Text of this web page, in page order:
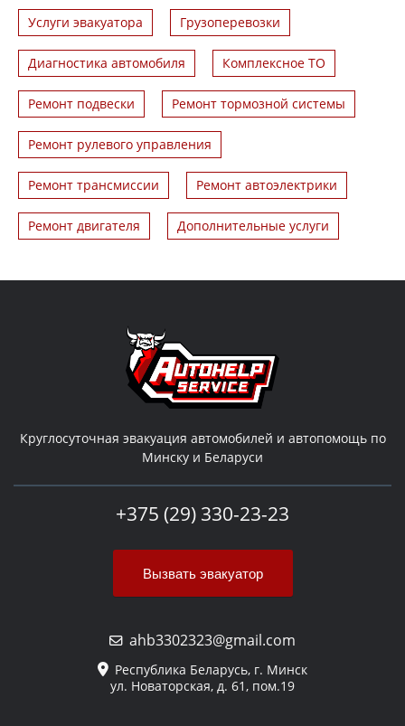
Услуги эвакуатора Грузоперевозки
Диагностика автомобиля Комплексное ТО
Ремонт подвески Ремонт тормозной системы
Ремонт рулевого управления
Ремонт трансмиссии Ремонт автоэлектрики
Ремонт двигателя Дополнительные услуги
Круглосуточная эвакуация автомобилей и автопомощь по
Минску и Беларуси
+375 (29) 330-23-23
Вызвать эвакуатор
ahb3302323@gmail.com
Республика Беларусь, г. Минск
ул. Новаторская, д. 61, пом.19